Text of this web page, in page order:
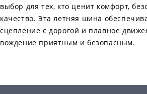
выбор для тех, кто ценит комфорт,
качество. Эта летняя шина
сцепление с дорогой и плавное
вождение приятным и безопасным.